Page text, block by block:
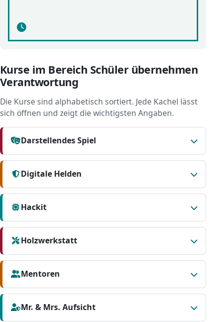
Kurse im Bereich Schüler übernehmen
Verantwortung
Die Kurse sind alphabetisch sortiert. Jede Kachel lässt
sich öffnen und zeigt die wichtigsten Angaben.
Darstellendes Spiel
Digitale Helden
Hackit
Holzwerkstatt
Mentoren
Mr. & Mrs. Aufsicht